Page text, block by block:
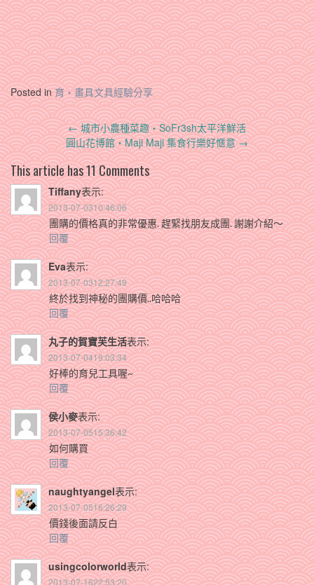
Posted in育‧畫具文具經驗分享
Post
navigation
←城市小農種菜趣‧SoFr3sh太平洋鮮活
圓山花博館‧Maji Maji 集食行樂好愜意→
This article has 11 Comments
Tiffany表示:
2013-07-0310:46:06
團購的價格真的非常優惠. 趕緊找朋友成團. 謝謝介紹～
回覆
Eva表示:
2013-07-0312:27:49
終於找到神秘的團購價..哈哈哈
回覆
丸子的賀寶芙生活表示:
2013-07-0419:03:34
好棒的育兒工具喔~
回覆
侯小麥表示:
2013-07-0515:36:42
如何購買
回覆
naughtyangel表示:
2013-07-0516:26:29
價錢後面請反白
回覆
usingcolorworld表示:
2013-07-1622:53:20